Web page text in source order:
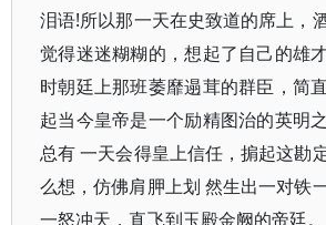
泪语!所以那一天在史致道的席上，
觉得迷迷糊糊的，想起了自己的雄
时朝廷上那班萎靡遢茸的群臣，简
起当今皇帝是一个励精图治的英明
总有 一天会得皇上信任，掮起这勘
么想，仿佛肩胛上划 然生出一对铁
一怒冲天，直飞到玉殿金阙的帝廷